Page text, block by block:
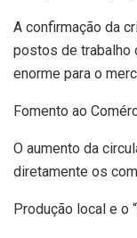
A confirmação da
postos de trabalho
enorme para o
Fomento ao
O aumento da
diretamente os
Produção local e o